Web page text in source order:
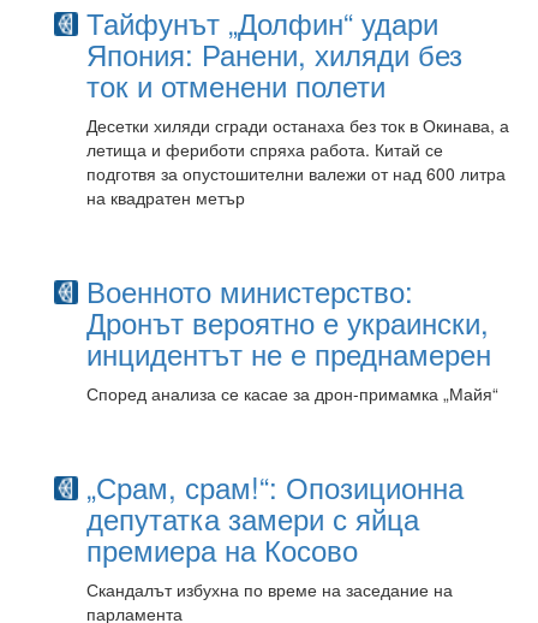
Тайфунът „Долфин“ удари
Япония: Ранени, хиляди без
ток и отменени полети
Десетки хиляди сгради останаха без ток в Окинава, а
летища и фериботи спряха работа. Китай се
подготвя за опустошителни валежи от над 600 литра
на квадратен метър
Военното министерство:
Дронът вероятно е украински,
инцидентът не е преднамерен
Според анализа се касае за дрон-примамка „Майя“
„Срам, срам!“: Опозиционна
депутатка замери с яйца
премиера на Косово
Скандалът избухна по време на заседание на
парламента